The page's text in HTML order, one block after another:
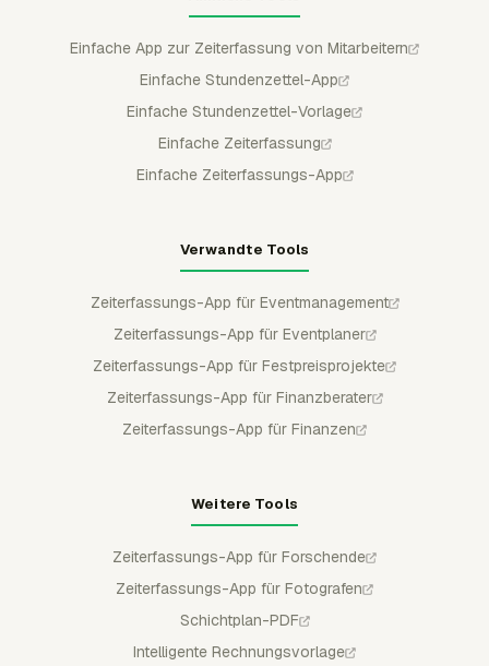
Einfache App zur Zeiterfassung von Mitarbeitern
Einfache Stundenzettel-App
Einfache Stundenzettel-Vorlage
Einfache Zeiterfassung
Einfache Zeiterfassungs-App
Verwandte Tools
Zeiterfassungs-App für Eventmanagement
Zeiterfassungs-App für Eventplaner
Zeiterfassungs-App für Festpreisprojekte
Zeiterfassungs-App für Finanzberater
Zeiterfassungs-App für Finanzen
Weitere Tools
Zeiterfassungs-App für Forschende
Zeiterfassungs-App für Fotografen
Schichtplan-PDF
Intelligente Rechnungsvorlage